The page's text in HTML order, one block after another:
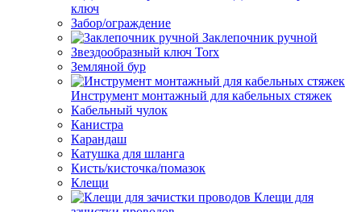
ключ
Забор/ограждение
Заклепочник ручной
Звездообразный ключ Torx
Земляной бур
Инструмент монтажный для кабельных стяжек
Кабельный чулок
Канистра
Карандаш
Катушка для шланга
Кисть/кисточка/помазок
Клещи
Клещи для